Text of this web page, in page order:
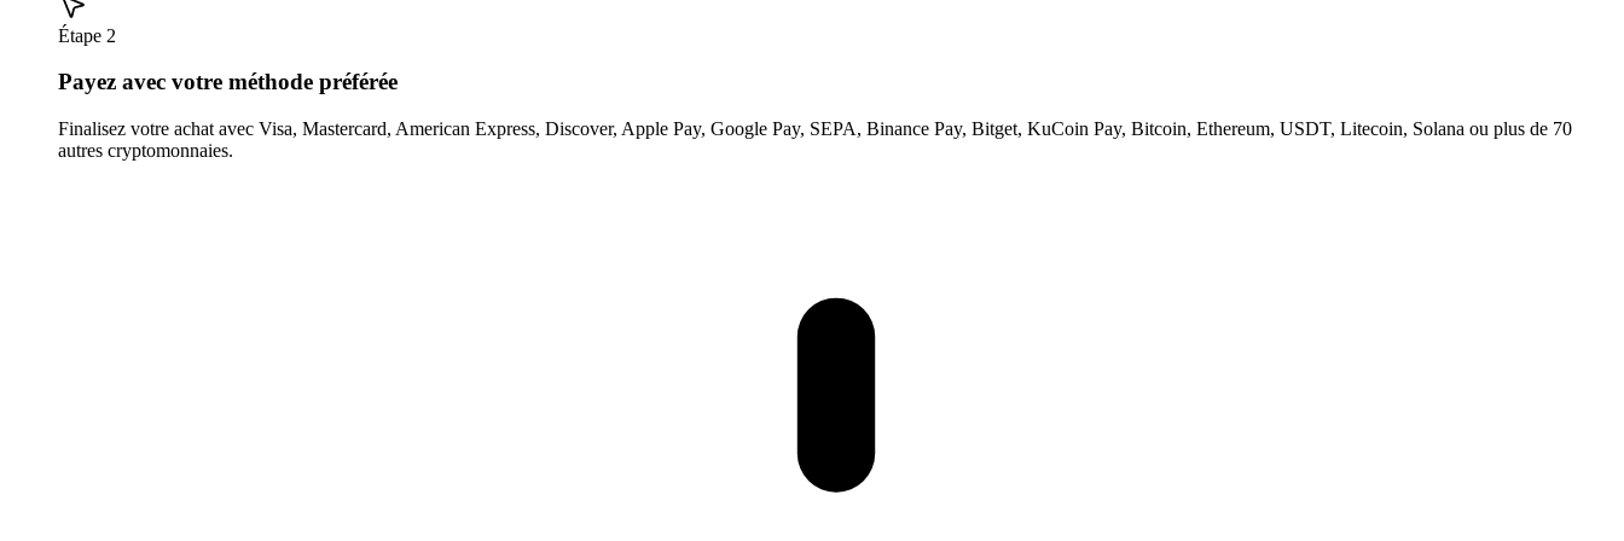
Étape 2
Payez avec votre méthode préférée
Finalisez votre achat avec Visa, Mastercard, American Express, Discover, Apple Pay, Google Pay, SEPA, Binance Pay, Bitget, KuCoin Pay, Bitcoin, Ethereum, USDT, Litecoin, Solana ou plus de 70
autres cryptomonnaies.